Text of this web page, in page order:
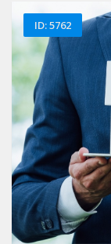
ID: 5762